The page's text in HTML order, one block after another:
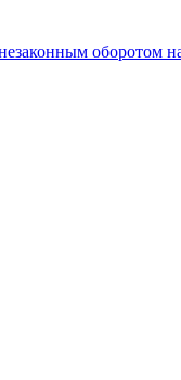
оборотом